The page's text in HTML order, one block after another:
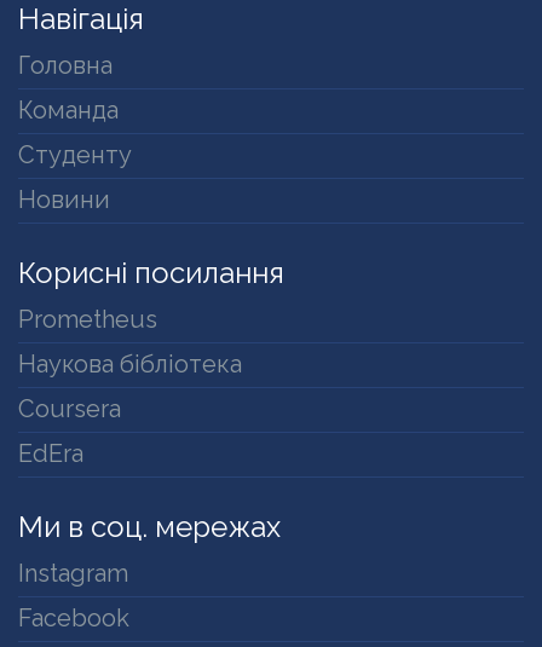
Навігація
Головна
Команда
Студенту
Новини
Корисні посилання
Prometheus
Наукова бібліотека
Coursera
EdEra
Ми в соц. мережах
Instagram
Facebook